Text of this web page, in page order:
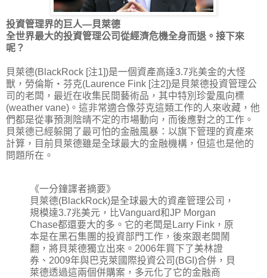
投資管理界的巨人—貝萊德
全世界最大的投資管理公司從經濟危機全身而退。接下來
呢？
貝萊德(BlackRock [注1])是一個資產高達3.7兆美金的大怪
獸，勞倫斯‧芬克(Laurence Fink [注2])是貝萊德投資管理公
司的老闆，最近在收集民間藝術品，其中特別珍愛風向標
(weather vane)。這非常適合像芬克這類工作的人來收藏，他
們都是從事預測陰晴不定的市場動向，而後應對之的工作。
貝萊德已經躲開了最可怕的金融風暴：以旗下管理的資產來
計算，目前貝萊德雖是全球最大的金融機構，但這也是他的
問題所在。
《一分鐘譯者摘要》
貝萊德(BlackRock)是全球最大的資產管理公司，
規模達3.7兆美元，比Vanguard和JP Morgan
Chase都還要大的多。它的老闆是Larry Fink，原
本是在黑石集團的投資部門工作，後來跟老闆鬧
翻，將貝萊德獨立出來。2006年買下了美林證
券、2009年與巴克萊國際投資公司(BGI)合併，貝
萊德透過這兩個併購案，多元化了它的金融商